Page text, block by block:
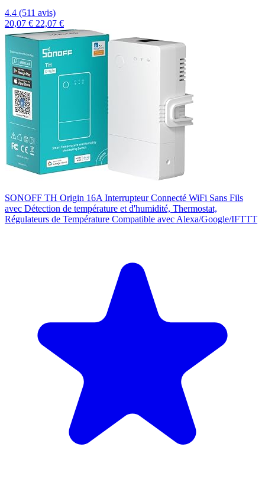
4.4 (511 avis)
20,07 € 22,07 €
SONOFF TH Origin 16A Interrupteur Connecté WiFi Sans Fils
avec Détection de température et d'humidité, Thermostat,
Régulateurs de Température Compatible avec Alexa/Google/IFTTT